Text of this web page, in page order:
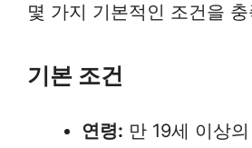
몇 가지 기본적인 조건을
기본 조건
연령: 만 19세 이상